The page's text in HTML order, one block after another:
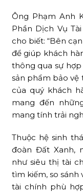
Ông Phạm Anh
Phần Dịch Vụ
cho biết: “Bên
để giúp khách
thông qua sự
sản phẩm bảo vệ
của quý khách
mang đến
mang tính trải
Thuộc hệ sinh
đoàn Đất Xanh,
như siêu thị tài
tìm kiếm, so sánh
tài chính phù